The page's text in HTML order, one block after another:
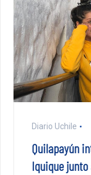
Diario Uchile
Quilapayún
Iquique